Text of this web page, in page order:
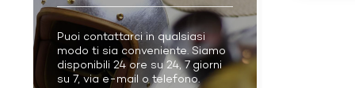
Puoi contattarci in qualsiasi
modo ti sia conveniente. Siamo
disponibili 24 ore su 24, 7 giorni
su 7, via e-mail o telefono.